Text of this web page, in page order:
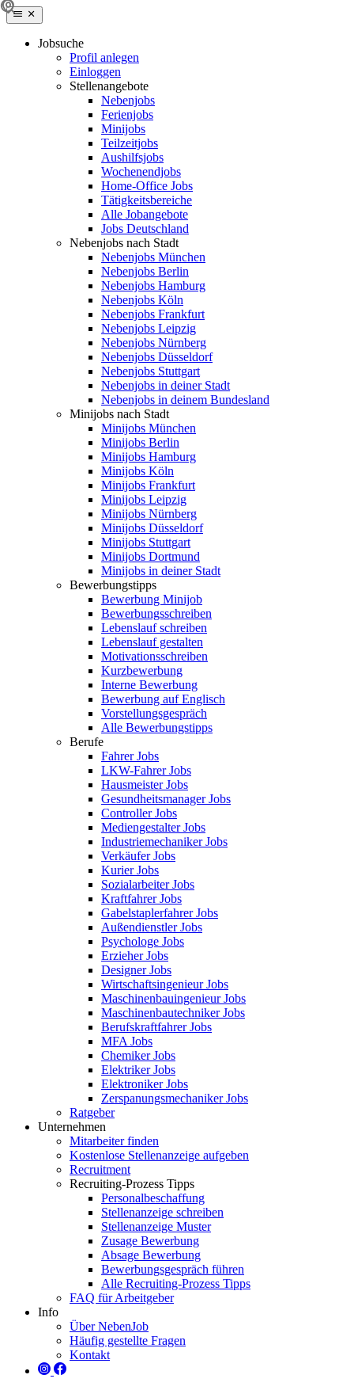
Jobsuche
Profil anlegen
Einloggen
Stellenangebote
Nebenjobs
Ferienjobs
Minijobs
Teilzeitjobs
Aushilfsjobs
Wochenendjobs
Home-Office Jobs
Tätigkeitsbereiche
Alle Jobangebote
Jobs Deutschland
Nebenjobs nach Stadt
Nebenjobs München
Nebenjobs Berlin
Nebenjobs Hamburg
Nebenjobs Köln
Nebenjobs Frankfurt
Nebenjobs Leipzig
Nebenjobs Nürnberg
Nebenjobs Düsseldorf
Nebenjobs Stuttgart
Nebenjobs in deiner Stadt
Nebenjobs in deinem Bundesland
Minijobs nach Stadt
Minijobs München
Minijobs Berlin
Minijobs Hamburg
Minijobs Köln
Minijobs Frankfurt
Minijobs Leipzig
Minijobs Nürnberg
Minijobs Düsseldorf
Minijobs Stuttgart
Minijobs Dortmund
Minijobs in deiner Stadt
Bewerbungstipps
Bewerbung Minijob
Bewerbungsschreiben
Lebenslauf schreiben
Lebenslauf gestalten
Motivationsschreiben
Kurzbewerbung
Interne Bewerbung
Bewerbung auf Englisch
Vorstellungsgespräch
Alle Bewerbungstipps
Berufe
Fahrer Jobs
LKW-Fahrer Jobs
Hausmeister Jobs
Gesundheitsmanager Jobs
Controller Jobs
Mediengestalter Jobs
Industriemechaniker Jobs
Verkäufer Jobs
Kurier Jobs
Sozialarbeiter Jobs
Kraftfahrer Jobs
Gabelstaplerfahrer Jobs
Außendienstler Jobs
Psychologe Jobs
Erzieher Jobs
Designer Jobs
Wirtschaftsingenieur Jobs
Maschinenbauingenieur Jobs
Maschinenbautechniker Jobs
Berufskraftfahrer Jobs
MFA Jobs
Chemiker Jobs
Elektriker Jobs
Elektroniker Jobs
Zerspanungsmechaniker Jobs
Ratgeber
Unternehmen
Mitarbeiter finden
Kostenlose Stellenanzeige aufgeben
Recruitment
Recruiting-Prozess Tipps
Personalbeschaffung
Stellenanzeige schreiben
Stellenanzeige Muster
Zusage Bewerbung
Absage Bewerbung
Bewerbungsgespräch führen
Alle Recruiting-Prozess Tipps
FAQ für Arbeitgeber
Info
Über NebenJob
Häufig gestellte Fragen
Kontakt